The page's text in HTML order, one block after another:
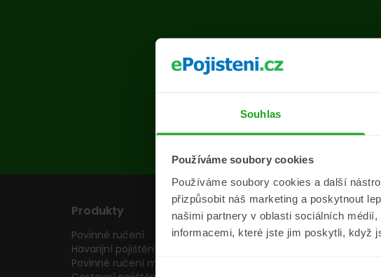
Souhlas
Používáme soubory cookies
Používáme soubory cookies a další
přizpůsobit náš marketing a poskytnout
našimi partnery v oblasti sociálních
informacemi, které jste jim poskytli, když
Na
Produkty
Povinné ručení
Havarijní pojištění
Povinné ručení motocyklu
Pojišťovny
Pojišťovny